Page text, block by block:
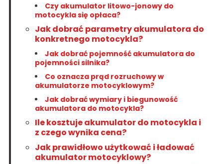
Czy akumulator litowo-jonowy do
motocykla się opłaca?
Jak dobrać parametry akumulatora do
konkretnego motocykla?
Jak dobrać pojemność akumulatora do
pojemności silnika?
Co oznacza prąd rozruchowy w
akumulatorze motocyklowym?
Jak dobrać wymiary i biegunowość
akumulatora do motocykla?
Ile kosztuje akumulator do motocykla i
z czego wynika cena?
Jak prawidłowo użytkować i ładować
akumulator motocyklowy?